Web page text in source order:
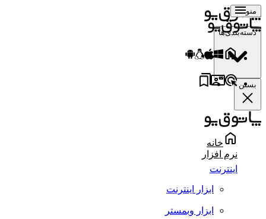
منو
دسته‌بندی‌ها
بستن
خانه
نرم افزار
اینترنت
ابزار اینترنت
ابزار وبمستر